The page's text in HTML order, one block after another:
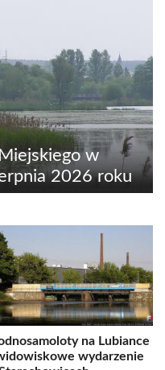
w
2026 roku
na Lubiance
wydarzenie